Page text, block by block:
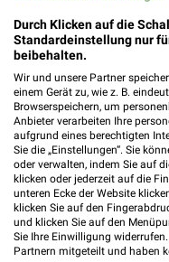
23795 Bad
Heute
DAS
23795 Bad
Heute
260,38 km
Durch Klicken auf die
Standardeinstellung nur
beibehalten.
Wir und unsere Partner
einem Gerät zu, wie z. B.
Browserspeichern, um
Anbieter verarbeiten Ihre
aufgrund eines berechtigten
Sie die „Einstellungen“. Sie
oder verwalten, indem Sie auf
klicken oder jederzeit auf die
unteren Ecke der Website
klicken Sie auf den
und klicken Sie auf den
Sie Ihre Einwilligung
Partnern mitgeteilt und haben